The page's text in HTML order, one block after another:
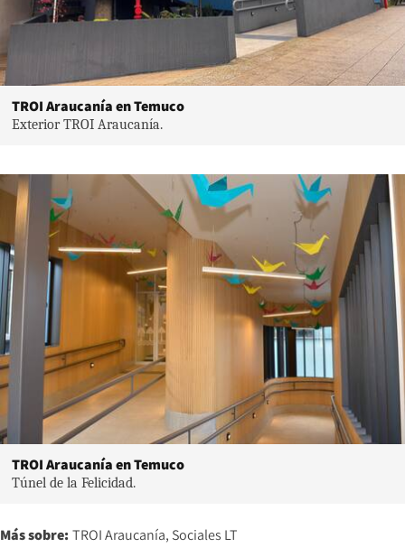
TROI Araucanía en Temuco
Exterior TROI Araucanía.
TROI Araucanía en Temuco
Túnel de la Felicidad.
Más sobre: TROI Araucanía Sociales LT